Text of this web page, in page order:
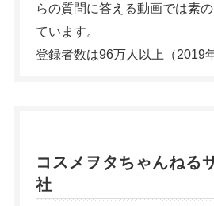
らの質問に答える動画では素
ています。
登録者数は96万人以上（2019
コスメヲタちゃんねる
社